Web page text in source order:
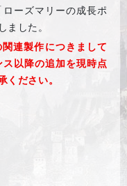
ーズマリーの成長ポ
ました。
連製作につきまして
以降の追加を現時点
ください。